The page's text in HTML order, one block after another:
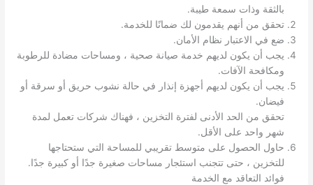
بالثقة وذات سمعة طيبة.
تحقق من أنهم يقدمون لك ضمانًا للخدمة.
ضع في الاعتبار نظام الأمان.
يجب أن يكون لديهم خدمة صيانة صحية ، ومساحات مضادة للرطوبة
ومكافحة الآفات.
يجب أن يكون لديهم أجهزة إنذار في حالة نشوب حريق أو سرقة أو
فيضان.
تحقق من الحد الأدنى لفترة التخزين ، فهناك شركات تعمل لمدة
شهر واحد على الأقل.
حاول الحصول على متوسط ​​تقريبي للمساحة التي ستحتاجها
للتخزين ، حتى تتجنب استئجار مساحات صغيرة جدًا أو كبيرة جدًا.
فوائد التعاقد مع الخدمة